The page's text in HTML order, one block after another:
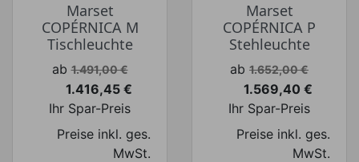
Marset
COPÉRNICA M
Tischleuchte
Verkaufspreis
ab 1.491,00 €
Preis
1.416,45 €
Ihr Spar-Preis
Preise inkl. ges.
MwSt.
Marset
COPÉRNICA P
Stehleuchte
Verkaufspreis
ab 1.652,00 €
Preis
1.569,40 €
Ihr Spar-Preis
Preise inkl. ges.
MwSt.